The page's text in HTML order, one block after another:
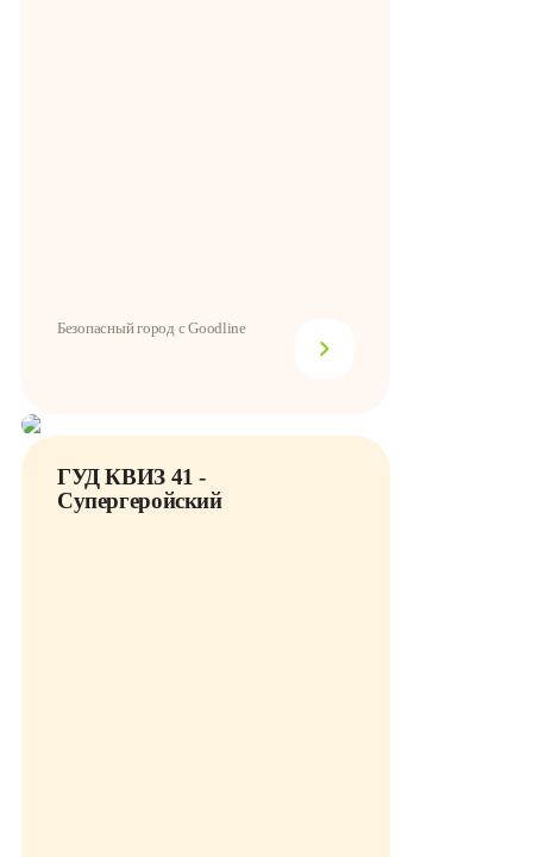
Безопасный город с Goodline
ГУД КВИЗ 41 -
Супергеройский